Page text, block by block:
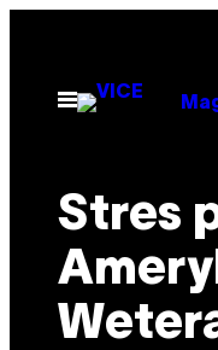
contentOpen
Menu
Stres